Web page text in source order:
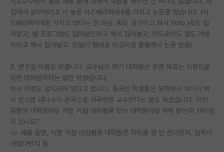
집에서 공부하려고 사 놓은 라즈베리파이4를 가지고 논문을 썼습니다. (라
즈베리파이4만 가지고 썼다는 건 아님. AI도 넣으라고 해서 Yolo v5도 집
어넣고, 웹 프로그램도 집어넣으라고 해서 집어놓고, 안드로이드 앱도 개발
하라고 해서 집어넣고. 맛보기 형태로 이것저것 짬뽕해서 논문 썼음)
3. 연구실 이름도 모릅니다. 교수님이 여기 대학원은 운영 목표는 직장인을
위한 대학원이라는 말만 하셨습니다.
박사 과정도 설치되어 있다고 합니다. 중국인 학생들은 유학와서 여기서 박
사 받으면 대다수가 본국으로 귀국하면 교수한다는 말도 하셨습니다. 이런
유형의 대학원이랑 지방 거점 네임벨류 있는 대학원이랑 학위 받는데 차이점
이 있나요?
=> 예를 들면, 지방 거점 네임벨류 대학원은 학위를 잘 안 준다던지, 입학이
어렵다던지 등